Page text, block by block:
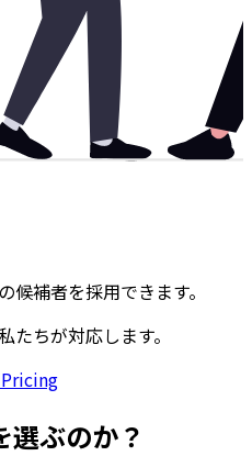
補者を採用できます。
たちが対応します。
ぶのか？